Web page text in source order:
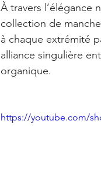
À travers l’élégance
collection de
à chaque extrémité
alliance singulière
organique.
https://youtube.com/